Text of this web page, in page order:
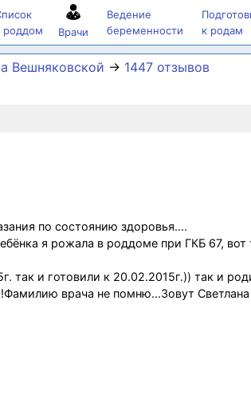
роддом
Врачи
Ведение
беременности
к родам
Вешняковской → 1447 отзывов
по состоянию здоровья....
я рожала в роддоме при ГКБ 67, вот
так и готовили к 20.02.2015г.)) так и
врача не помню...Зовут Светлана